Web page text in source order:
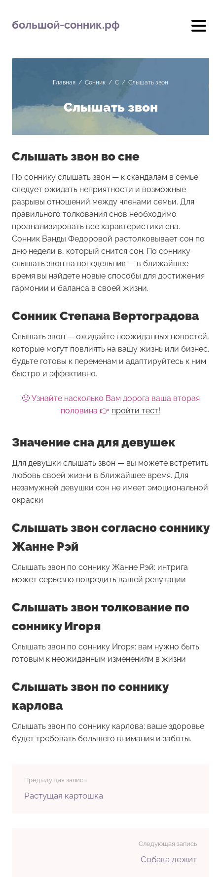
большой-сонник.рф
Главная / Сонник / С / Слышать звон
Слышать звон
Слышать звон во сне
По соннику слышать звон — к скандалам в семье
следует ожидать неприятности и возможные
разрывы отношений между членами семьи. Для
правильного толкования снов необходимо
проанализировать все характеристики сна.
Сонник Ванды Федоровой растолковывает сон по
дню недели в, который снится сон. По соннику
слышать звон на понедельник — в ближайшее
время вы найдете новые способы для достижения
гармонии и баланса в своей жизни.
Сонник Степана Вертоградова
Слышать звон — ожидайте неожиданных новостей,
которые могут повлиять на вашу жизнь или бизнес.
будьте готовы к переменам и адаптируйтесь к ним
быстро и эффективно.
🙂 Узнайте насколько Вам дорога ваша вторая
половина 👉 пройти тест!
Значение сна для девушек
Для девушки слышать звон — вы можете встретить
любовь своей жизни в ближайшее время. Для
незамужней девушки сон не имеет эмоциональной
окраски
Слышать звон согласно соннику
Жанне Рэй
Слышать звон по соннику Жанне Рэй: интрига
может серьезно повредить вашей репутации
Слышать звон толкование по
соннику Игоря
Слышать звон по соннику Игоря: вам нужно быть
готовым к неожиданным изменениям в жизни
Слышать звон по соннику
карлова
Слышать звон по соннику карлова: ваше здоровье
будет требовать большего внимания и заботы.
Предыдущая запись
Растущая картошка
Следующая запись
Собака лежит